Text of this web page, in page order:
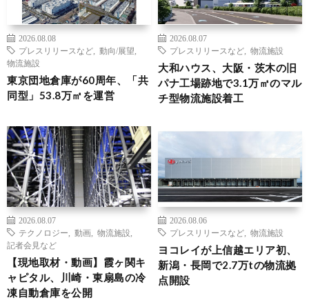
2026.08.08
プレスリリースなど
動向/展望
物流施設
東京団地倉庫が60周年、「共
同型」53.8万㎡を運営
2026.08.07
プレスリリースなど
物流施設
大和ハウス、大阪・茨木の旧
パナ工場跡地で3.1万㎡のマル
チ型物流施設着工
2026.08.07
テクノロジー
動画 物流施設
記者会見など
【現地取材・動画】霞ヶ関キ
ャピタル、川崎・東扇島の冷
凍自動倉庫を公開
2026.08.06
プレスリリースなど
物流施設
ヨコレイが上信越エリア初、
新潟・長岡で2.7万tの物流拠
点開設